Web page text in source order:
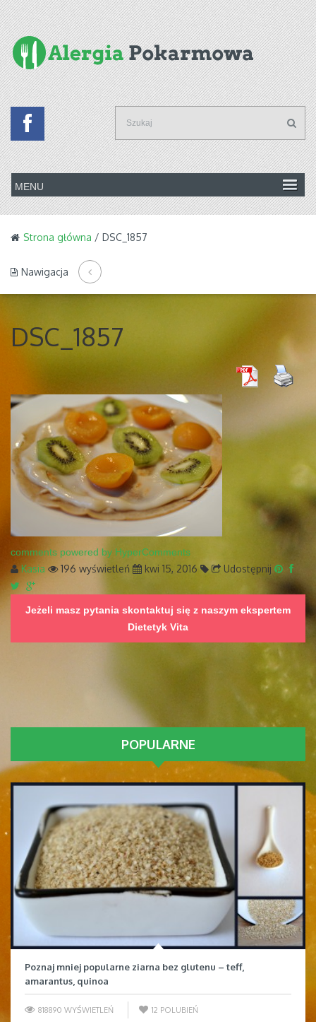
Strona główna / DSC_1857
Nawigacja
DSC_1857
comments powered by HyperComments
Kasia 196 wyświetleń kwi 15, 2016 Udostępnij
Jeżeli masz pytania skontaktuj się z naszym ekspertem
Dietetyk Vita
POPULARNE
Poznaj mniej popularne ziarna bez glutenu – teff,
amarantus, quinoa
818890 WYŚWIETLEŃ 12 POLUBIEŃ